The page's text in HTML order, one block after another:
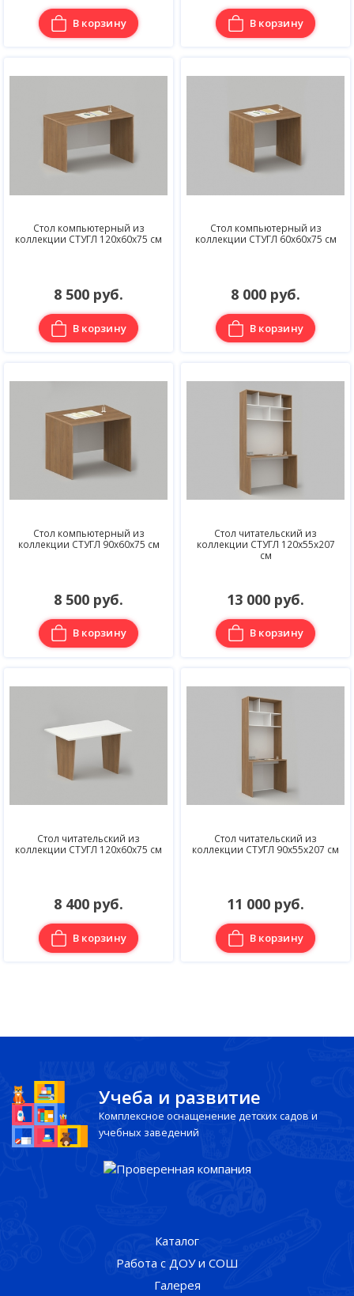
В корзину В корзину
Стол компьютерный из
коллекции СТУГЛ 120х60х75 см
8 500 руб.
В корзину
Стол компьютерный из
коллекции СТУГЛ 60х60х75 см
8 000 руб.
В корзину
Стол компьютерный из
коллекции СТУГЛ 90х60х75 см
8 500 руб.
В корзину
Стол читательский из
коллекции СТУГЛ 120х55х207
см
13 000 руб.
В корзину
Стол читательский из
коллекции СТУГЛ 120х60х75 см
8 400 руб.
В корзину
Стол читательский из
коллекции СТУГЛ 90х55х207 см
11 000 руб.
В корзину
Учеба и развитие
Комплексное оснащенение детских садов и
учебных заведений
Каталог
Работа с ДОУ и СОШ
Галерея